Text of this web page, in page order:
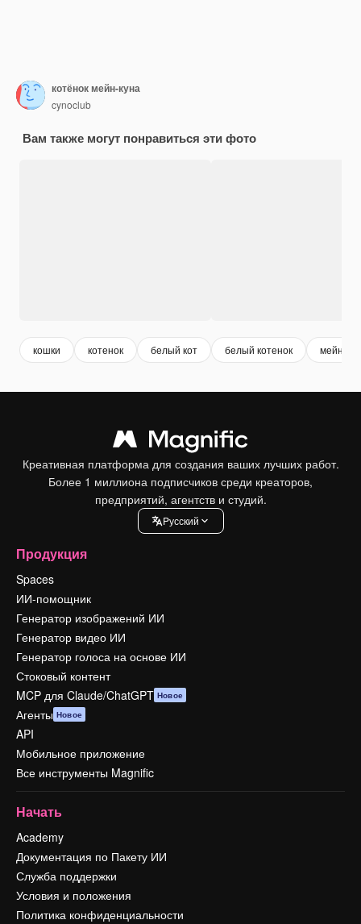
котёнок мейн-куна
cynoclub
Вам также могут понравиться эти фото
кошки котенок белый кот белый котенок мейн-кун
Креативная платформа для создания ваших лучших работ.
Более 1 миллиона подписчиков среди креаторов,
предприятий, агентств и студий.
Pусский
Продукция
Spaces
ИИ-помощник
Генератор изображений ИИ
Генератор видео ИИ
Генератор голоса на основе ИИ
Стоковый контент
MCP для Claude/ChatGPT Новое
Агенты Новое
API
Мобильное приложение
Все инструменты Magnific
Начать
Academy
Документация по Пакету ИИ
Служба поддержки
Условия и положения
Политика конфиденциальности